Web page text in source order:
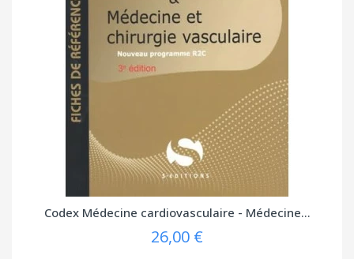
Codex Médecine cardiovasculaire - Médecine...
26,00 €